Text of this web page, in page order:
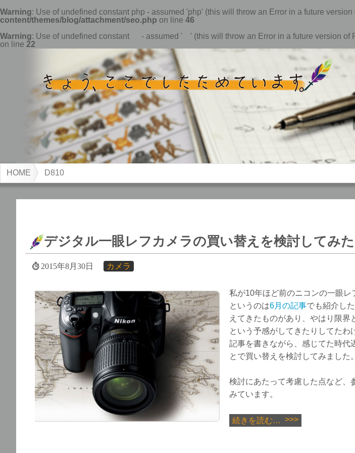
Warning: Use of undefined constant php - assumed 'php' (this will throw an Error in a future version
content/themes/blog/attachment/seo.php on line 46
Warning: Use of undefined constant - assumed ' ' (this will throw an Error in a future version of
on line 22
HOME D810
デジタル一眼レフカメラの買い替えを検討してみた
2015年8月30日 カメラ
私が10年ほど前のニコンの一眼
というのは6月の記事でも紹介し
えてきたものがあり、やはり限界
という予感がしてきたりしてたわ
記事を書きながら、感じてた時代
とで買い替えを検討してみました。
検討にあたって考慮した点など、
みています。
続きを読む…